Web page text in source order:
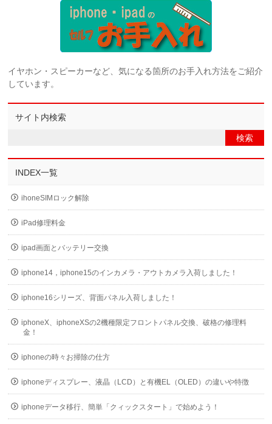
イヤホン・スピーカーなど、気になる箇所のお手入れ方法をご紹介
しています。
サイト内検索
INDEX一覧
ihoneSIMロック解除
iPad修理料金
ipad画面とバッテリー交換
iphone14，iphone15のインカメラ・アウトカメラ入荷しました！
iphone16シリーズ、背面パネル入荷しました！
iphoneX、iphoneXSの2機種限定フロントパネル交換、破格の修理料
金！
iphoneの時々お掃除の仕方
iphoneディスプレー、液晶（LCD）と有機EL（OLED）の違いや特徴
iphoneデータ移行、簡単「クィックスタート」で始めよう！